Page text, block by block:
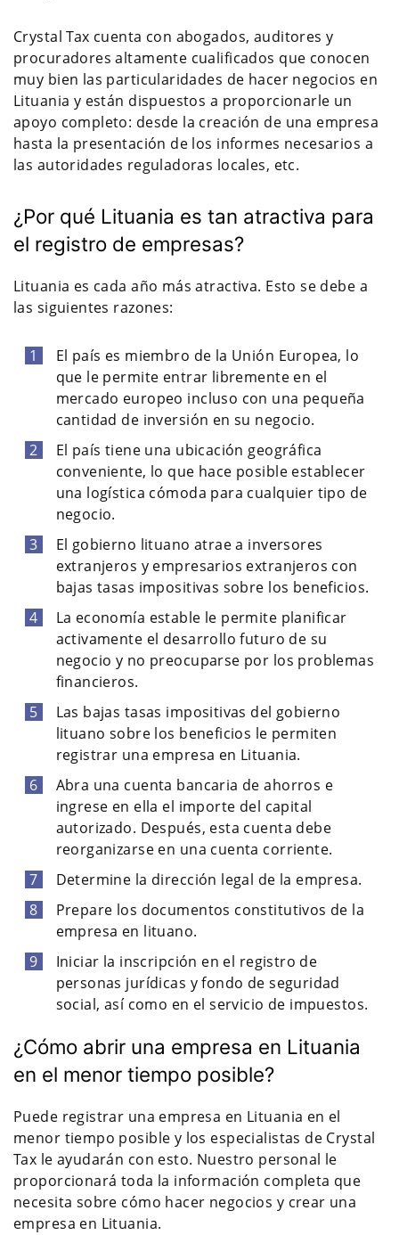
Crystal Tax cuenta con abogados, auditores y
procuradores altamente cualificados que conocen
muy bien las particularidades de hacer negocios en
Lituania y están dispuestos a proporcionarle un
apoyo completo: desde la creación de una empresa
hasta la presentación de los informes necesarios a
las autoridades reguladoras locales, etc.
¿Por qué Lituania es tan atractiva para
el registro de empresas?
Lituania es cada año más atractiva. Esto se debe a
las siguientes razones:
El país es miembro de la Unión Europea, lo
que le permite entrar libremente en el
mercado europeo incluso con una pequeña
cantidad de inversión en su negocio.
El país tiene una ubicación geográfica
conveniente, lo que hace posible establecer
una logística cómoda para cualquier tipo de
negocio.
El gobierno lituano atrae a inversores
extranjeros y empresarios extranjeros con
bajas tasas impositivas sobre los beneficios.
La economía estable le permite planificar
activamente el desarrollo futuro de su
negocio y no preocuparse por los problemas
financieros.
Las bajas tasas impositivas del gobierno
lituano sobre los beneficios le permiten
registrar una empresa en Lituania.
Abra una cuenta bancaria de ahorros e
ingrese en ella el importe del capital
autorizado. Después, esta cuenta debe
reorganizarse en una cuenta corriente.
Determine la dirección legal de la empresa.
Prepare los documentos constitutivos de la
empresa en lituano.
Iniciar la inscripción en el registro de
personas jurídicas y fondo de seguridad
social, así como en el servicio de impuestos.
¿Cómo abrir una empresa en Lituania
en el menor tiempo posible?
Puede registrar una empresa en Lituania en el
menor tiempo posible y los especialistas de Crystal
Tax le ayudarán con esto. Nuestro personal le
proporcionará toda la información completa que
necesita sobre cómo hacer negocios y crear una
empresa en Lituania.